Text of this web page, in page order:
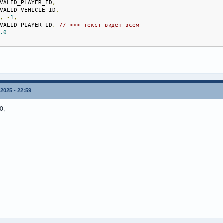
1.0; // немного выше головы
,
, -1,
, // <<< текст виден всем
,
,
, - 1 ,
,
// <<< текст виден всем
- 22:59